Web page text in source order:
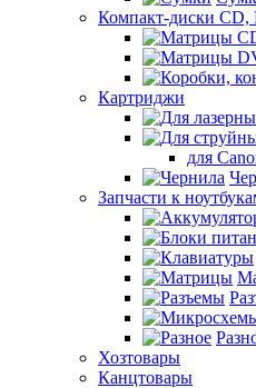
Компакт-диски CD,
Картриджи
для
Запчасти к
Хозтовары
Канцтовары